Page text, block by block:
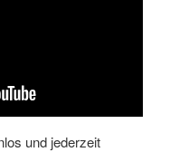
und jederzeit